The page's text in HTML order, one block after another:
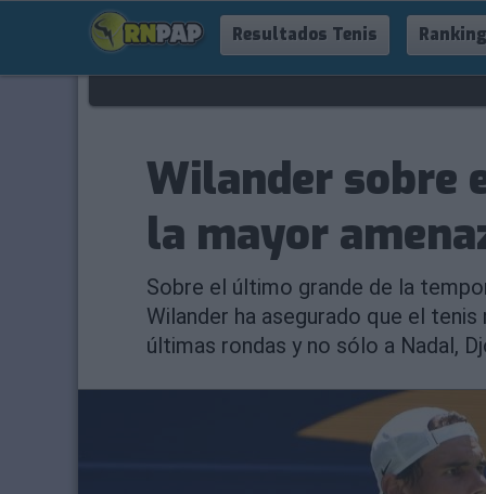
Resultados Tenis
Wilander sobre
la mayor
Sobre el último grande de la
Wilander ha asegurado que el
últimas rondas y no sólo a Nadal,